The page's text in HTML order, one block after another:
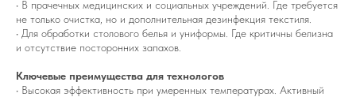
• В прачечных медицинских и социальных учреждений. Где требуется
не только очистка, но и дополнительная дезинфекция текстиля.
• Для обработки столового белья и униформы. Где критичны белизна
и отсутствие посторонних запахов.
Ключевые преимущества для технологов
• Высокая эффективность при умеренных температурах. Активный